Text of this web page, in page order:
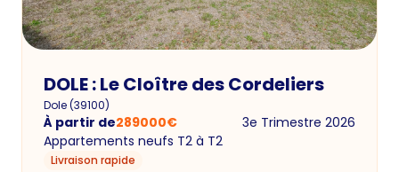
DOLE : Le Cloître des Cordeliers
Dole(39100)
À partir de289000€
3e Trimestre 2026
Appartements neufs T2 à T2
Livraison rapide